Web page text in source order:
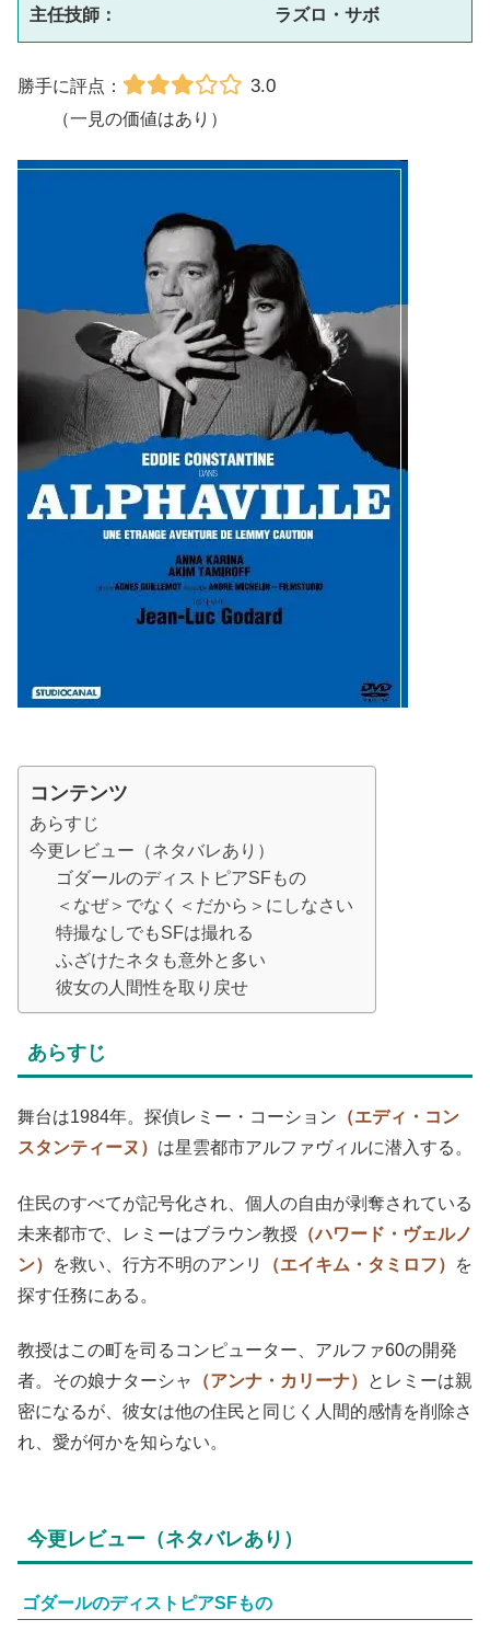
主任技師：　　　　　　　　　ラズロ・サボ
勝手に評点： 3.0
（一見の価値はあり）
コンテンツ
あらすじ
今更レビュー（ネタバレあり）
ゴダールのディストピアSFもの
＜なぜ＞でなく＜だから＞にしなさい
特撮なしでもSFは撮れる
ふざけたネタも意外と多い
彼女の人間性を取り戻せ
あらすじ
舞台は1984年。探偵レミー・コーション （エディ・コン
スタンティーヌ） は星雲都市アルファヴィルに潜入する。
住民のすべてが記号化され、個人の自由が剥奪されている
未来都市で、レミーはブラウン教授 （ハワード・ヴェルノ
ン）
を救い、行方不明のアンリ （エイキム・タミロフ）
を
探す任務にある。
教授はこの町を司るコンピューター、アルファ60の開発
者。その娘ナターシャ
（アンナ・カリーナ）
とレミーは親
密になるが、彼女は他の住民と同じく人間的感情を削除さ
れ、愛が何かを知らない。
今更レビュー（ネタバレあり）
ゴダールのディストピアSFもの